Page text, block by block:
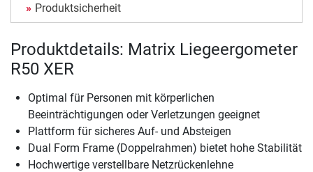
Produktsicherheit
Produktdetails: Matrix Liegeergometer
R50 XER
Optimal für Personen mit körperlichen
Beeinträchtigungen oder Verletzungen geeignet
Plattform für sicheres Auf- und Absteigen
Dual Form Frame (Doppelrahmen) bietet hohe Stabilität
Hochwertige verstellbare Netzrückenlehne